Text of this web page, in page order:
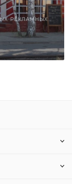
ИЗГОТОВЛЕНИЕ И МОНТАЖ СВЕТОДИОДНЫХ РЕКЛАМНЫХ КОНСТРУКЦИЙ